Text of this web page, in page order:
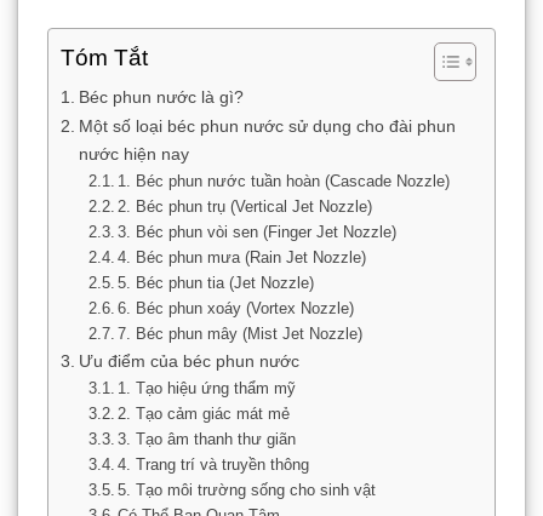
Tóm Tắt
Béc phun nước là gì?
Một số loại béc phun nước sử dụng cho đài phun
nước hiện nay
1. Béc phun nước tuần hoàn (Cascade Nozzle)
2. Béc phun trụ (Vertical Jet Nozzle)
3. Béc phun vòi sen (Finger Jet Nozzle)
4. Béc phun mưa (Rain Jet Nozzle)
5. Béc phun tia (Jet Nozzle)
6. Béc phun xoáy (Vortex Nozzle)
7. Béc phun mây (Mist Jet Nozzle)
Ưu điểm của béc phun nước
1. Tạo hiệu ứng thẩm mỹ
2. Tạo cảm giác mát mẻ
3. Tạo âm thanh thư giãn
4. Trang trí và truyền thông
5. Tạo môi trường sống cho sinh vật